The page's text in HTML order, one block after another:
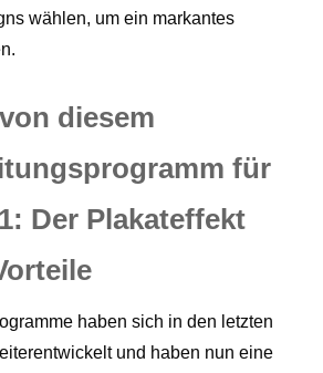
wählen, um ein markantes
diesem
für
Der Plakateffekt
haben sich in den letzten
und haben nun eine